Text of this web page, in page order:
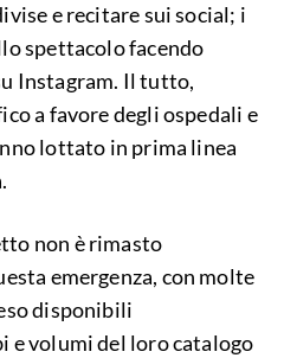
e recitare sui social; i
spettacolo facendo
Instagram. Il tutto,
a favore degli ospedali e
lottato in prima linea
non è rimasto
emergenza, con molte
disponibili
e volumi del loro catalogo